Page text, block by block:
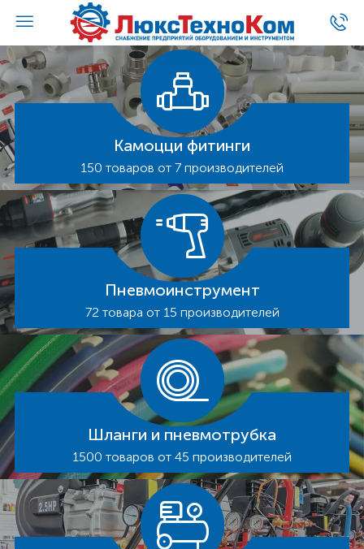
Камоцци фитинги
150 товаров от 7 производителей
Пневмоинструмент
72 товара от 15 производителей
Шланги и пневмотрубка
1500 товаров от 45 производителей